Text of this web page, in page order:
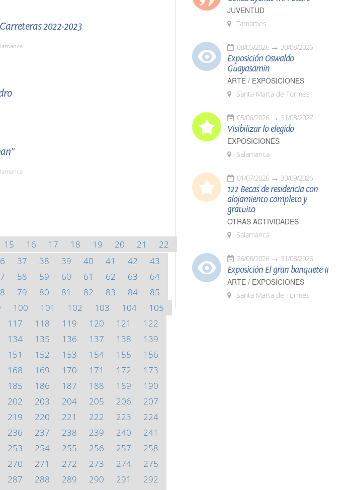
2022-2023
15 16 17 18 19 20 21
22
37 38 39 40 41 42
43
58 59 60 61 62 63
64
79 80 81 82 83 84
85
100 101 102 103 104
105
117 118 119 120 121
122
134 135 136 137 138
139
151 152 153 154 155
156
168 169 170 171 172
173
185 186 187 188 189
190
202 203 204 205 206
207
219 220 221 222 223
224
236 237 238 239 240
241
253 254 255 256 257
258
270 271 272 273 274
275
287 288 289 290 291
292
JUVENTUD
Tamames
08/05/2026 30/08/2026
Exposición Oswaldo
Guayasamín
ARTE / EXPOSICIONES
Santa Marta de Tormes
05/06/2026 31/03/2027
Visibilizar lo elegido
EXPOSICIONES
Salamanca
01/07/2026 30/09/2026
122 Becas de residencia con
alojamiento completo y
gratuito
OTRAS ACTIVIDADES
Salamanca
26/06/2026 31/08/2026
Exposición El gran banquete II
ARTE / EXPOSICIONES
Santa Marta de Tormes